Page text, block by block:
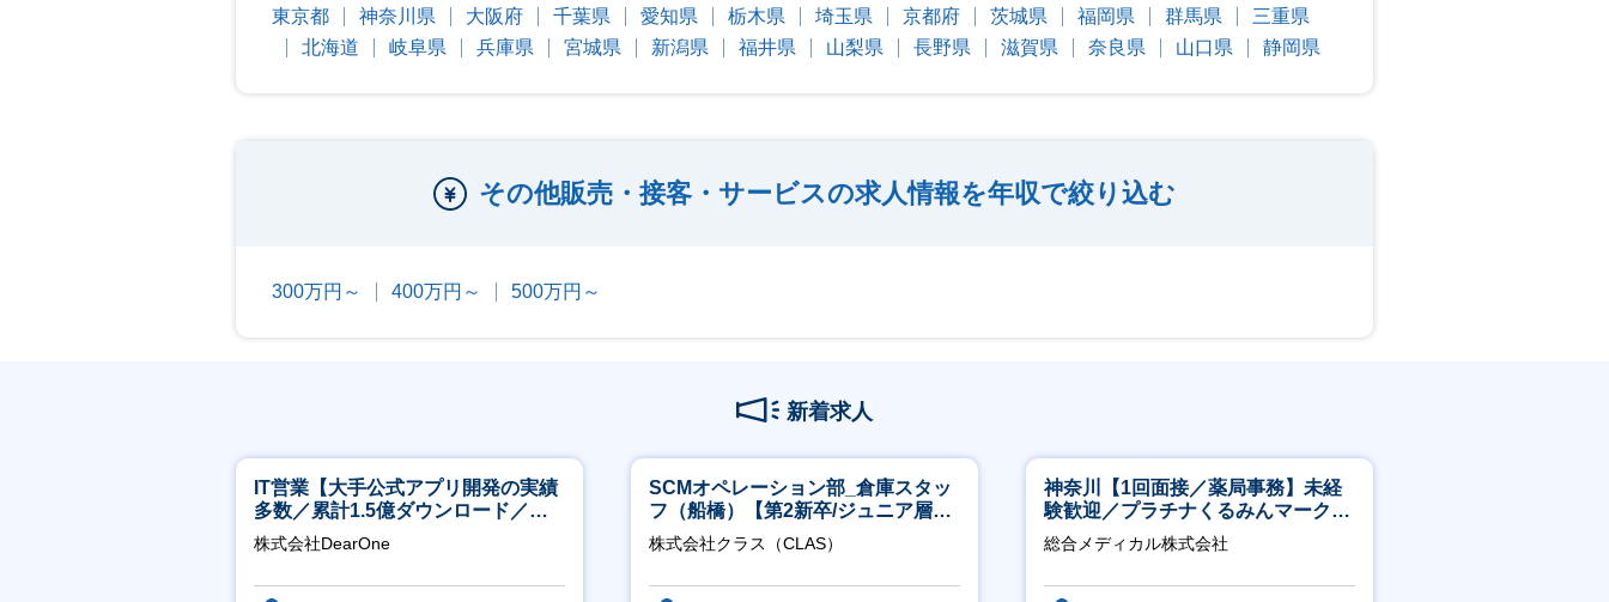
東京都 神奈川県 大阪府 千葉県 愛知県 栃木県 埼玉県 京都府 茨城県 福岡県 群馬県
三重県
北海道
岐阜県 兵庫県 宮城県 新潟県 福井県 山梨県 長野県 滋賀県 奈良県 山口県 静岡県
その他販売・接客・サービスの求人情報を年収で絞り込む
300万円～ 400万円～ 500万円～
新着求人
IT営業【大手公式アプリ開発の実績
多数／累計1.5億ダウンロード／週4
リモート／服装髪型自由】
株式会社DearOne
SCMオペレーション部_倉庫スタッ
フ（船橋）【第2新卒/ジュニア層歓
迎】
株式会社クラス（CLAS）
神奈川【1回面接／薬局事務】未経
験歓迎／プラチナくるみんマーク取
得／月平均残業13h／年休126日
総合メディカル株式会社